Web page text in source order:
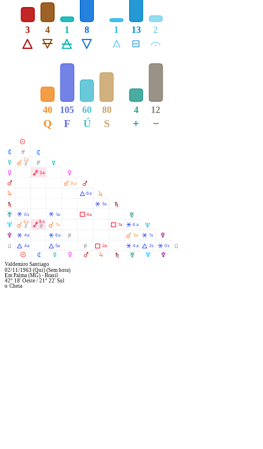
Á
3
Ë
4
Ô
1
Ê
8
Å
1
É
13
Ă
2
Q
40
F
105
Ú
60
S
80
+
4
−
12
M
M
N
N
N
O
O
O
P
P
P
Q
Q
Q
R
R
R
S
S
S
T
T
T
U
U
U
V
V
V
Y
Y
Ó
À Ò
2a
Â 0s
À Ò
6a
Â 4a
Á 4a
Ó
Ä 3a
ÄÓ
9s
Â 1a
À 7a
Â 6a
Á 5a
À 9a
Ó
Á 6a
4a
Ó
Â 5s
Ã 2a
Ã 1a Â 6a
À 5a
Â 4a
Â 1s
Á 2s Â 0s
Valdemiro Santiago
02/11/1963 (Qui)(Sem hora)
EmPalma (MG) - Brasil
42° 18' Oeste/21° 22' Sul
Cheia
o